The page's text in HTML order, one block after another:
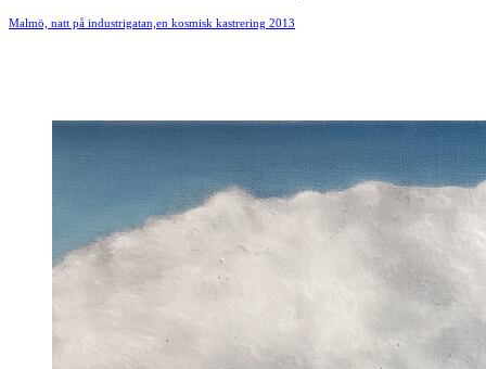
Malmö, natt på industrigatan,en kosmisk kastrering 2013